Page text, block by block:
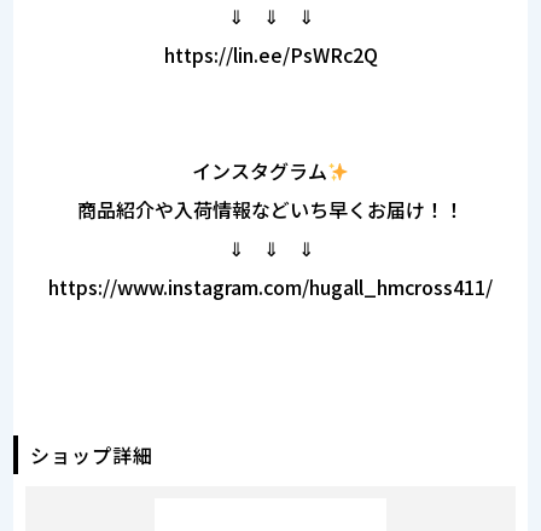
⇓ ⇓ ⇓
https://lin.ee/PsWRc2Q
インスタグラム
商品紹介や入荷情報などいち早くお届け！！
⇓ ⇓ ⇓
https://www.instagram.com/hugall_hmcross411/
ショップ詳細